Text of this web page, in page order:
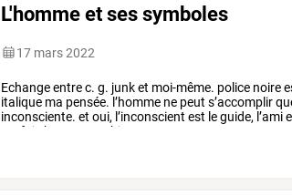
L'homme et ses symboles
17 mars 2022
Echangeentrec. g. junket moi-même. police noire
italique ma pensée. l’homme ne peut s’accomplir
inconsciente. et oui, l’inconscient est leguide, l’ami
parfois
bonne. combien